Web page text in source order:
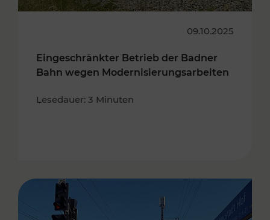
09.10.2025
Eingeschränkter Betrieb der Badner
Bahn wegen Modernisierungsarbeiten
Lesedauer: 3 Minuten